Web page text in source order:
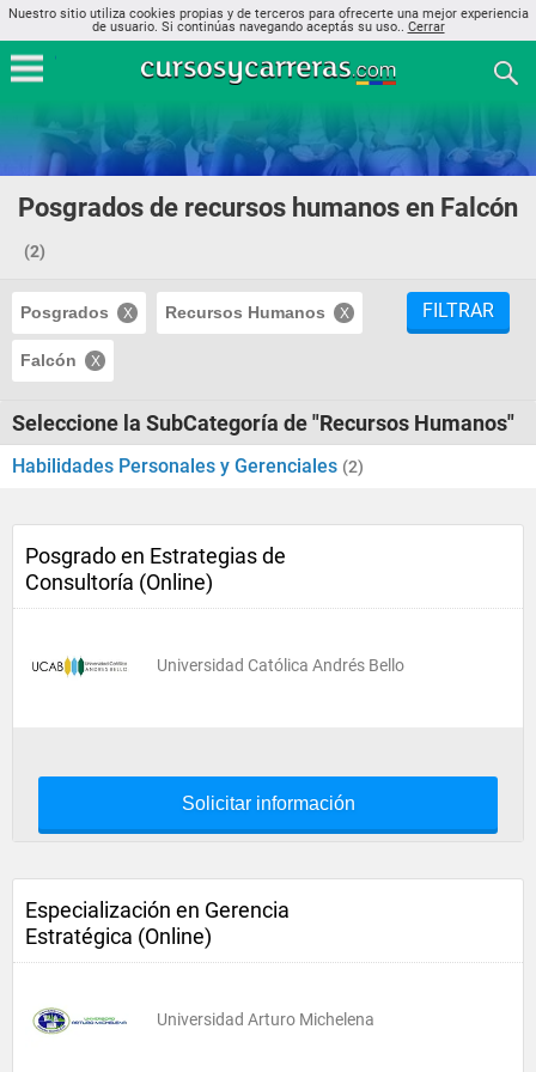
Nuestro sitio utiliza cookies propias y de terceros para ofrecerte una mejor experiencia
de usuario. Si continúas navegando aceptás su uso.. Cerrar
Posgrados de recursos humanos en Falcón
(2)
Posgrados Recursos Humanos
Falcón
FILTRAR
Seleccione la SubCategoría de "Recursos Humanos"
Habilidades Personales y Gerenciales (2)
Posgrado en Estrategias de
Consultoría (Online)
Universidad Católica Andrés Bello
Solicitar información
Especialización en Gerencia
Estratégica (Online)
Universidad Arturo Michelena